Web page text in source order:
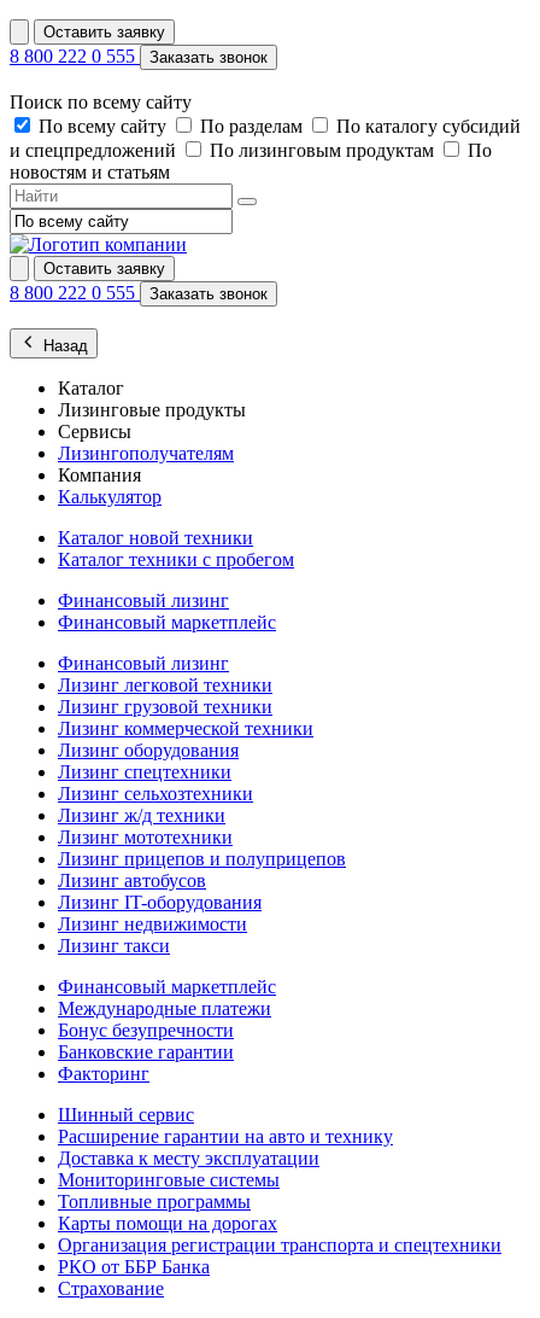
Оставить заявку
8 800 222 0 555 Заказать звонок
Поиск по всему сайту
По всему сайту
По разделам
По каталогу субсидий
и спецпредложений
По лизинговым продуктам
По
новостям и статьям
Оставить заявку
8 800 222 0 555 Заказать звонок
Назад
Каталог
Лизинговые продукты
Сервисы
Лизингополучателям
Компания
Калькулятор
Каталог новой техники
Каталог техники с пробегом
Финансовый лизинг
Финансовый маркетплейс
Финансовый лизинг
Лизинг легковой техники
Лизинг грузовой техники
Лизинг коммерческой техники
Лизинг оборудования
Лизинг спецтехники
Лизинг сельхозтехники
Лизинг ж/д техники
Лизинг мототехники
Лизинг прицепов и полуприцепов
Лизинг автобусов
Лизинг IT-оборудования
Лизинг недвижимости
Лизинг такси
Финансовый маркетплейс
Международные платежи
Бонус безупречности
Банковские гарантии
Факторинг
Шинный сервис
Расширение гарантии на авто и технику
Доставка к месту эксплуатации
Мониторинговые системы
Топливные программы
Карты помощи на дорогах
Организация регистрации транспорта и спецтехники
РКО от ББР Банка
Страхование